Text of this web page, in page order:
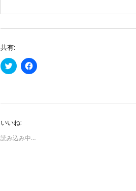
共有:
ク
リ
T
t
e
r
F
a
o
いいね:
読み込み中…